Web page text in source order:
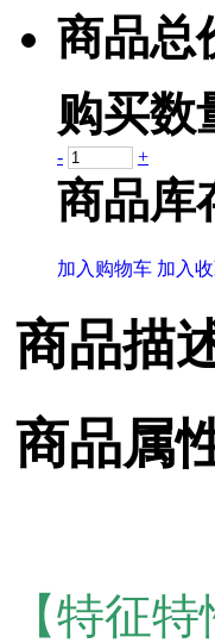
商品总
购买数
- +
商品库
加入购物车 加入
商品描
商品属
【特征特